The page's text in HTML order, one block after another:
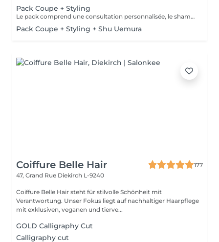
Pack Coupe + Styling
Le pack comprend une consultation personnalisée, le shampooing et le conditionneur spécifiques REDKEN , la coupe IGORANCE (finitions sur cheveux secs) , le séchage et les produits de styling REDKEN * Tarifs à titre indicatifs à confirmer après la consultation personnalisée établit auprès de votre coiffeur/stylist/spécialiste * La direction se réserve le droit d’apporter des modifications pour le bon fonctionnement du salon
Pack Coupe + Styling + Shu Uemura
Coiffure Belle Hair
177
47, Grand Rue Diekirch L-9240
Coiffure Belle Hair steht für stilvolle Schönheit mit
Verantwortung. Unser Fokus liegt auf nachhaltiger Haarpflege
mit exklusiven, veganen und tierve...
GOLD Calligraphy Cut
Calligraphy cut